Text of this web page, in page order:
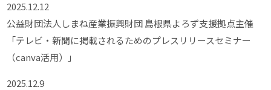
2025.12.12
公益財団法人しまね産業振興財団 島根県よろず支援拠点主催
「テレビ・新聞に掲載されるためのプレスリリースセミナー
（canva活用）」
2025.12.9